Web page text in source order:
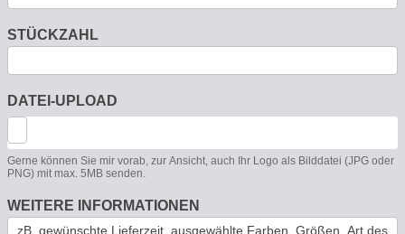
STÜCKZAHL
DATEI-UPLOAD
Gerne können Sie mir vorab, zur Ansicht, auch Ihr Logo als Bilddatei (JPG oder
PNG) mit max. 5MB senden.
WEITERE INFORMATIONEN